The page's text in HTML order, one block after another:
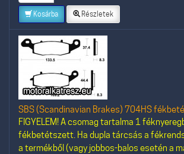
Kosárba Részletek
SBS (Scandinavian Brakes) 704HS
FIGYELEM! A csomag tartalma 1
fékbetétszett. Ha dupla tárcsás a
a termékből (vagy jobbos-balos esetén a